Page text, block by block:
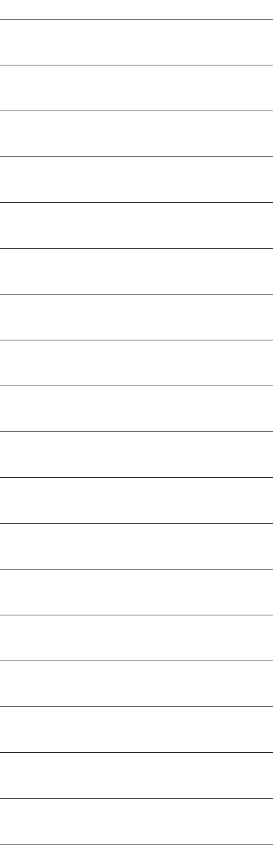
Ústecký kraj
Tartu maakond
Central Luzon
Occitanie Pays
Tbilisi
Castilla y León
Irbid Governorate
Mount Lebanon Governorate
Sabah
Port Region
Województwo kujawsko-
Województwo świętokrzyskie
Belgorodskaya oblast'
Nizhegorodskaya oblast'
Respublika Dagestan
Județul Argeș
Vojvodina